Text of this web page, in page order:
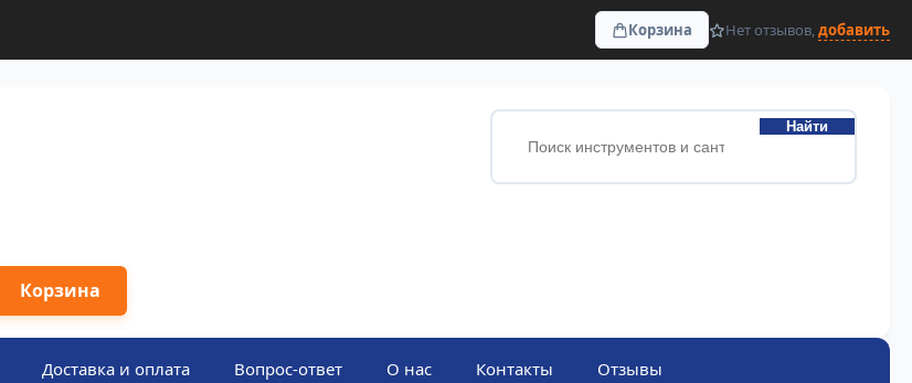
Корзина Нет отзывов,добавить
Найти
Корзина
Доставка и оплата Вопрос-ответ О нас Контакты Отзывы